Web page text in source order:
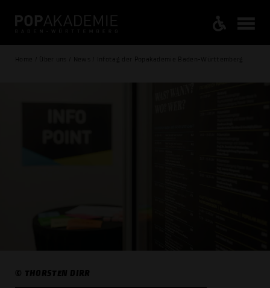
Home / Über uns / News / Infotag der Popakademie Baden-Württemberg
© THORSTEN DIRR